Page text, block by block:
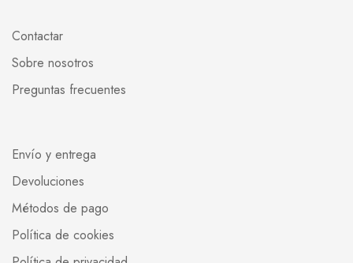
Contactar
Sobre nosotros
Preguntas frecuentes
Envío y entrega
Devoluciones
Métodos de pago
Política de cookies